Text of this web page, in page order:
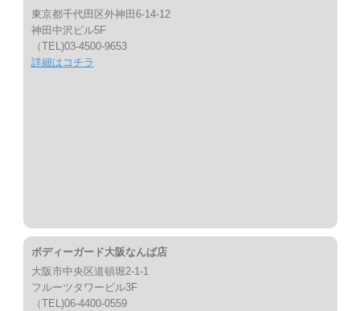
東京都千代田区外神田6-14-12
神田中沢ビル5F
（TEL)03-4500-9653
詳細はコチラ
ボディーガード大阪なんば店
大阪市中央区道頓堀2-1-1
フルーツタワービル3F
（TEL)06-4400-0559